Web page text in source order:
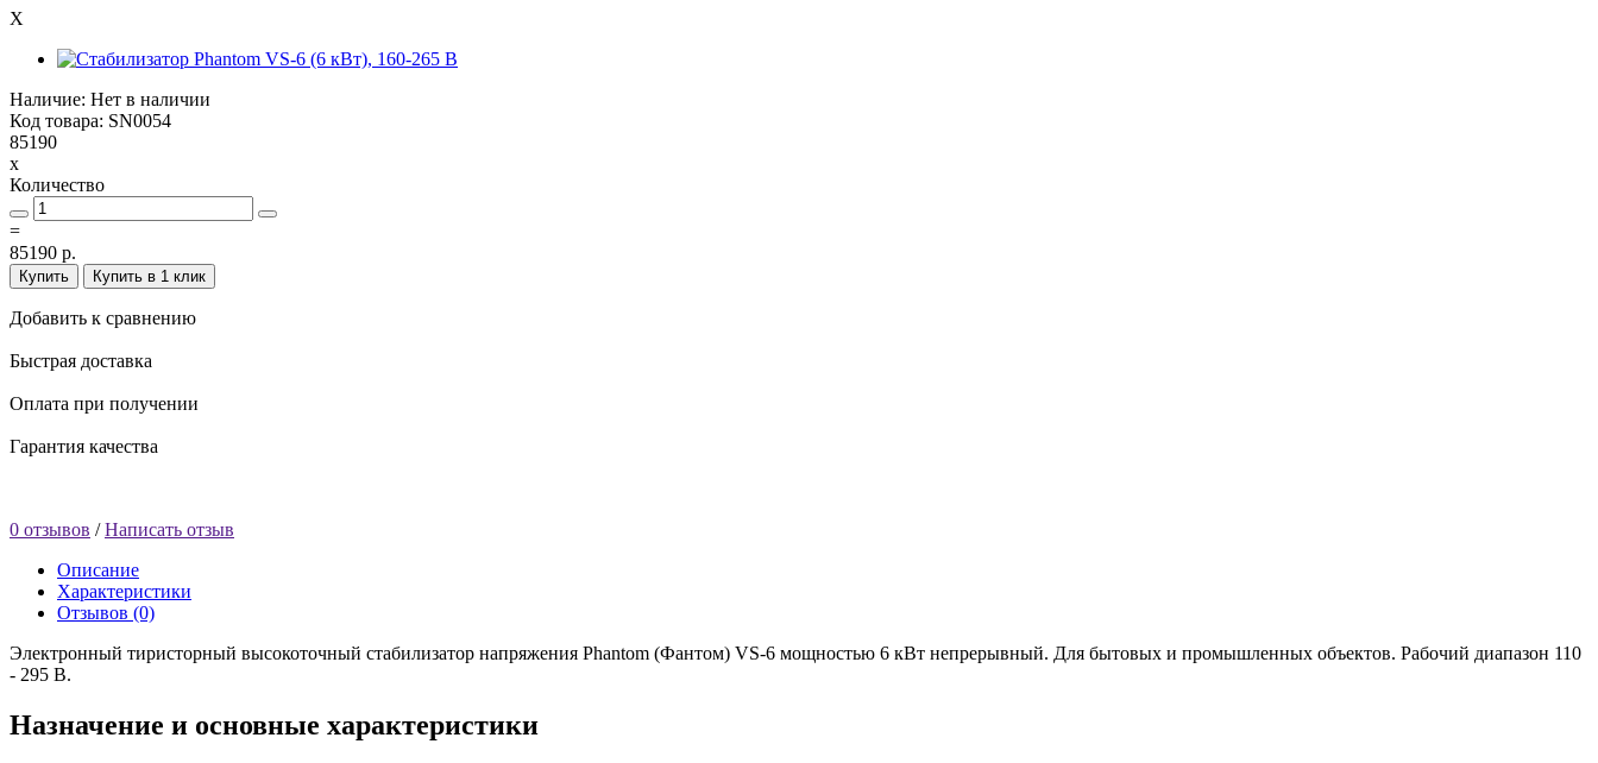
X
Наличие: Нет в наличии
Код товара: SN0054
85190
x
Количество
=
85190 р.
Купить Купить в 1 клик
Добавить к сравнению
Быстрая доставка
Оплата при получении
Гарантия качества
0 отзывов /Написать отзыв
Описание
Характеристики
Отзывов (0)
Электронный тиристорный высокоточный стабилизатор напряжения Phantom (Фантом) VS-6 мощностью 6 кВт непрерывный. Для бытовых и промышленных объектов. Рабочий диапазон 110
- 295 В.
Назначение и основные характеристики